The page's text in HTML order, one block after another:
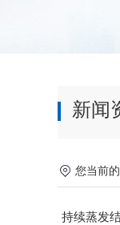
新闻
您当前
持续蒸发